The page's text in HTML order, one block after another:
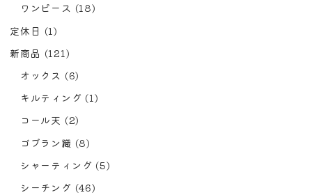
ワンピース (18)
定休日 (1)
新商品 (121)
オックス (6)
キルティング (1)
コール天 (2)
ゴブラン織 (8)
シャーティング (5)
シーチング (46)